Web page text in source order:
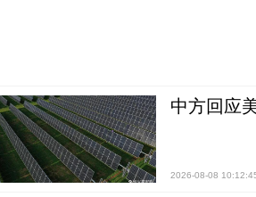
中方回应
2026-08-08